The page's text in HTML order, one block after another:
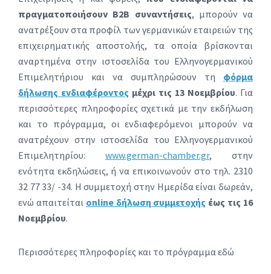
πραγματοποιήσουν Β2Β συναντήσεις, μπορούν να
ανατρέξουν στα προφίλ των γερμανικών εταιρειών της
επιχειρηματικής αποστολής, τα οποία βρίσκονται
αναρτημένα στην ιστοσελίδα του Ελληνογερμανικού
Επιμελητήριου και να συμπληρώσουν τη φόρμα
δήλωσης ενδιαφέροντος μέχρι τις 13 Νοεμβρίου. Για
περισσότερες πληροφορίες σχετικά με την εκδήλωση
και το πρόγραμμα, οι ενδιαφερόμενοι μπορούν να
ανατρέχουν στην ιστοσελίδα του Ελληνογερμανικού
Επιμελητηρίου: www.german-chamber.gr, στην
ενότητα εκδηλώσεις, ή να επικοινωνούν στο τηλ. 2310
32 77 33/ -34. Η συμμετοχή στην Ημερίδα είναι δωρεάν,
ενώ απαιτείται online δήλωση συμμετοχής έως τις 16
Νοεμβρίου.
Περισσότερες πληροφορίες και το πρόγραμμα εδώ